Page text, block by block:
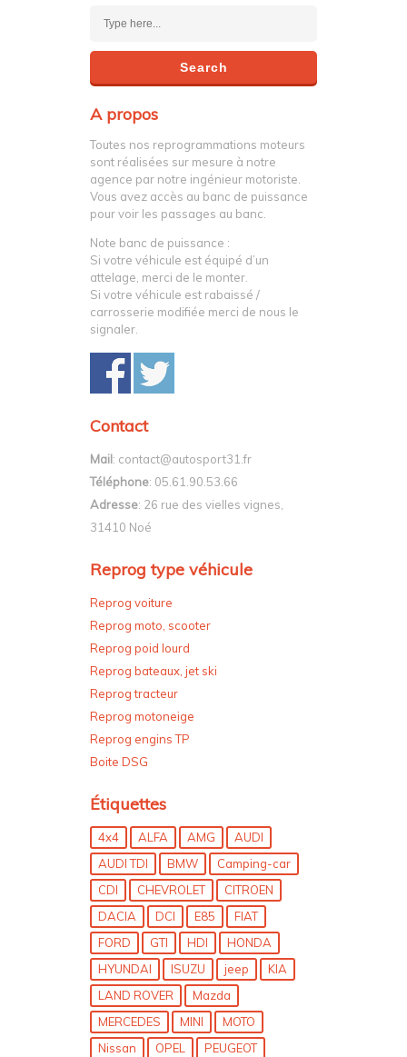
A propos
Toutes nos reprogrammations moteurs
sont réalisées sur mesure à notre
agence par notre ingénieur motoriste.
Vous avez accès au banc de puissance
pour voir les passages au banc.
Note banc de puissance :
Si votre véhicule est équipé d’un
attelage, merci de le monter.
Si votre véhicule est rabaissé /
carrosserie modifiée merci de nous le
signaler.
Contact
Mail: contact@autosport31.fr
Téléphone: 05.61.90.53.66
Adresse: 26 rue des vielles vignes,
31410 Noé
Reprog type véhicule
Reprog voiture
Reprog moto, scooter
Reprog poid lourd
Reprog bateaux, jet ski
Reprog tracteur
Reprog motoneige
Reprog engins TP
Boite DSG
Étiquettes
4x4 ALFA AMG
AUDI
AUDI TDI
BMW
Camping-car
CDI
CHEVROLET
CITROEN
DACIA
DCI E85
FIAT
FORD
GTI HDI
HONDA
HYUNDAI
ISUZU jeep
KIA
LAND ROVER
Mazda
MERCEDES
MINI
MOTO
Nissan
OPEL
PEUGEOT